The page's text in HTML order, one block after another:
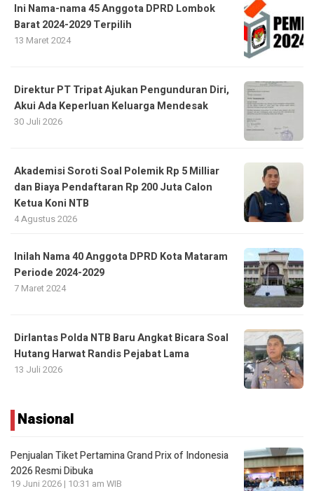
Ini Nama-nama 45 Anggota DPRD Lombok
Barat 2024-2029 Terpilih
13 Maret 2024
Direktur PT Tripat Ajukan Pengunduran Diri,
Akui Ada Keperluan Keluarga Mendesak
30 Juli 2026
Akademisi Soroti Soal Polemik Rp 5 Milliar
dan Biaya Pendaftaran Rp 200 Juta Calon
Ketua Koni NTB
4 Agustus 2026
Inilah Nama 40 Anggota DPRD Kota Mataram
Periode 2024-2029
7 Maret 2024
Dirlantas Polda NTB Baru Angkat Bicara Soal
Hutang Harwat Randis Pejabat Lama
13 Juli 2026
Nasional
Penjualan Tiket Pertamina Grand Prix of Indonesia
2026 Resmi Dibuka
19 Juni 2026 | 10:31 am WIB